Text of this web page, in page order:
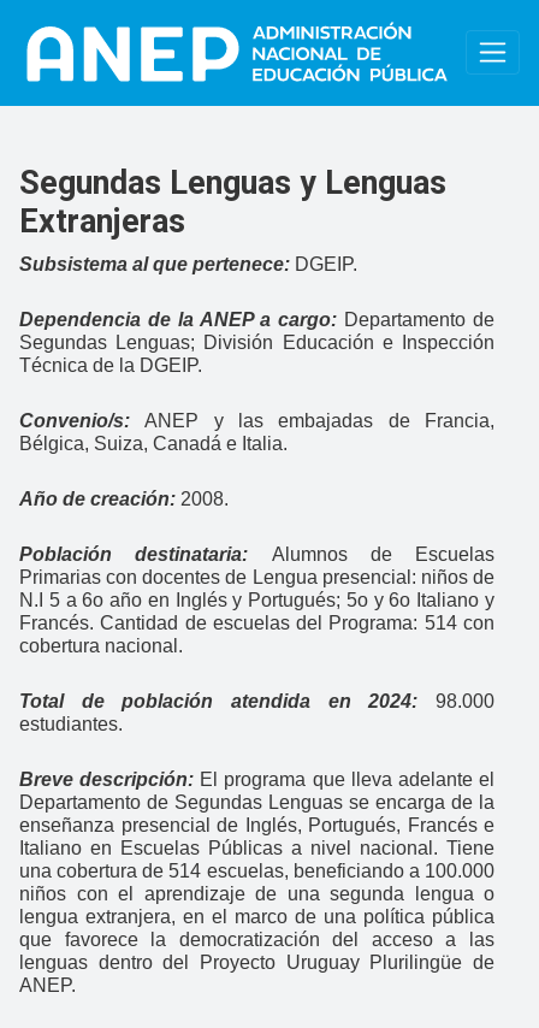
Segundas Lenguas y Lenguas
Extranjeras
Subsistema al que pertenece: DGEIP.
Dependencia de la ANEP a cargo: Departamento de
Segundas Lenguas; División Educación e Inspección
Técnica de la DGEIP.
Convenio/s:ANEP y las embajadas de Francia,
Bélgica, Suiza, Canadá e Italia.
Año de creación: 2008.
Población destinataria: Alumnos de Escuelas
Primarias con docentes de Lengua presencial: niños de
N.I 5 a 6o año en Inglés y Portugués; 5o y 6o Italiano y
Francés. Cantidad de escuelas del Programa: 514 con
cobertura nacional.
Total de población atendida en 2024: 98.000
estudiantes.
Breve descripción: El programa que lleva adelante el
Departamento de Segundas Lenguas se encarga de la
enseñanza presencial de Inglés, Portugués, Francés e
Italiano en Escuelas Públicas a nivel nacional. Tiene
una cobertura de 514 escuelas, beneficiando a 100.000
niños con el aprendizaje de una segunda lengua o
lengua extranjera, en el marco de una política pública
que favorece la democratización del acceso a las
lenguas dentro del Proyecto Uruguay Plurilingüe de
ANEP.